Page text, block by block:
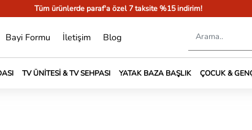
Tüm ürünlerde paraf'a özel 7 taksite %15 indirim!
Bayi Formu İletişim Blog
TV ÜNITESI & TV SEHPASI YATAK BAZA BAŞLIK ÇOCUK &